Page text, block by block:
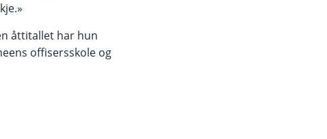
åttitallet har hun
offisersskole og